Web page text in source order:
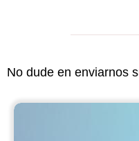
No dude en enviarnos